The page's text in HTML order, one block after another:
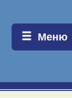
Меню:
Меню